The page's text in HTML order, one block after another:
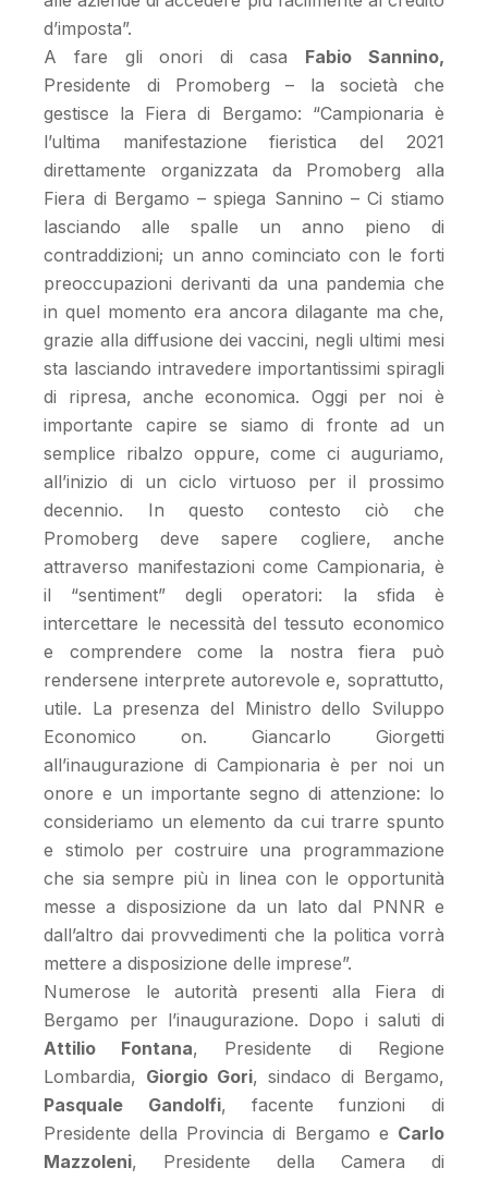
d’imposta”.
A fare gli onori di casa Fabio Sannino,
Presidente di Promoberg – la società che
gestisce la Fiera di Bergamo: “Campionaria è
l’ultima manifestazione fieristica del 2021
direttamente organizzata da Promoberg alla
Fiera di Bergamo – spiega Sannino – Ci stiamo
lasciando alle spalle un anno pieno di
contraddizioni; un anno cominciato con le forti
preoccupazioni derivanti da una pandemia che
in quel momento era ancora dilagante ma che,
grazie alla diffusione dei vaccini, negli ultimi mesi
sta lasciando intravedere importantissimi spiragli
di ripresa, anche economica. Oggi per noi è
importante capire se siamo di fronte ad un
semplice ribalzo oppure, come ci auguriamo,
all’inizio di un ciclo virtuoso per il prossimo
decennio. In questo contesto ciò che
Promoberg deve sapere cogliere, anche
attraverso manifestazioni come Campionaria, è
il “sentiment” degli operatori: la sfida è
intercettare le necessità del tessuto economico
e comprendere come la nostra fiera può
rendersene interprete autorevole e, soprattutto,
utile. La presenza del Ministro dello Sviluppo
Economico on. Giancarlo Giorgetti
all’inaugurazione di Campionaria è per noi un
onore e un importante segno di attenzione: lo
consideriamo un elemento da cui trarre spunto
e stimolo per costruire una programmazione
che sia sempre più in linea con le opportunità
messe a disposizione da un lato dal PNNR e
dall’altro dai provvedimenti che la politica vorrà
mettere a disposizione delle imprese”.
Numerose le autorità presenti alla Fiera di
Bergamo per l’inaugurazione. Dopo i saluti di
Attilio Fontana, Presidente di Regione
Lombardia, Giorgio Gori, sindaco di Bergamo,
Pasquale Gandolfi, facente funzioni di
Presidente della Provincia di Bergamo e Carlo
Mazzoleni, Presidente della Camera di